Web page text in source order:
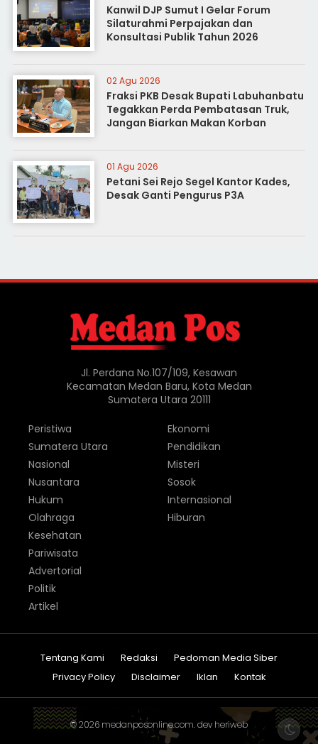
Kanwil DJP Sumut I Gelar Forum
Silaturahmi Perpajakan dan
Konsultasi Publik Tahun 2026
02 Agu 2026
Fraksi PKB Desak Bupati Labuhanbatu
Tegakkan Perda Pembatasan Truk,
Jangan Biarkan Makan Korban
01 Agu 2026
Petani Sei Rejo Segel Kantor Kades,
Desak Ganti Pengurus P3A
Jl. Perdana No.107/109, Kesawan
Kecamatan Medan Baru, Kota Medan
Sumatera Utara 20111
Peristiwa
Sumatera Utara
Nasional
Nusantara
Hukum
Olahraga
Ekonomi
Pendidikan
Misteri
Sosok
Internasional
Hiburan
Kesehatan
Pariwisata
Advertorial
Politik
Artikel
Tentang Kami Redaksi
Pedoman Media Siber
Privacy Policy
Disclaimer Iklan Kontak
© 2026 medanposonline.com. dev heriweb